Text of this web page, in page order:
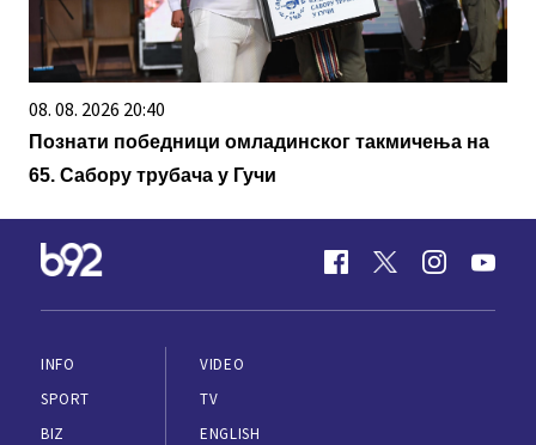
08. 08. 2026 20:40
Познати победници омладинског такмичења на
65. Сабору трубача у Гучи
INFO
SPORT
BIZ
VIDEO
TV
ENGLISH